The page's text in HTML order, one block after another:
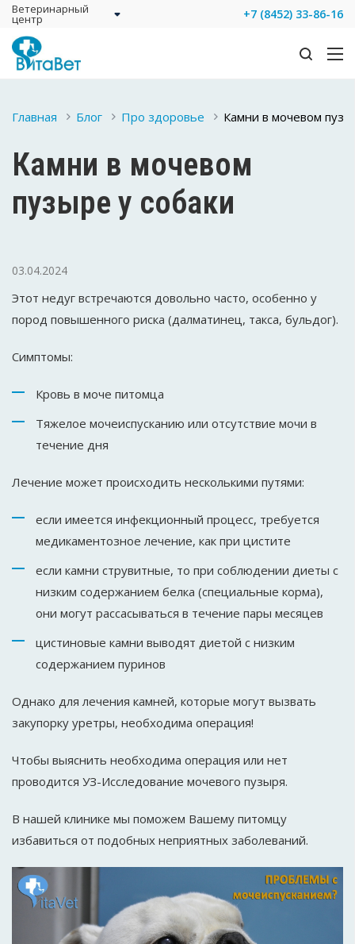
Ветеринарный
центр +7 (8452) 33-86-16
Главная Блог Про здоровье Камни в мочевом
Камни в мочевом
пузыре у собаки
03.04.2024
Этот недуг встречаются довольно часто, особенно у
пород повышенного риска (далматинец, такса, бульдог).
Симптомы:
Кровь в моче питомца
Тяжелое мочеиспусканию или отсутствие мочи в
течение дня
Лечение может происходить несколькими путями:
если имеется инфекционный процесс, требуется
медикаментозное лечение, как при цистите
если камни струвитные, то при соблюдении диеты с
низким содержанием белка (специальные корма),
они могут рассасываться в течение пары месяцев
цистиновые камни выводят диетой с низким
содержанием пуринов
Однако для лечения камней, которые могут вызвать
закупорку уретры, необходима операция!
Чтобы выяснить необходима операция или нет
проводится УЗ-Исследование мочевого пузыря.
В нашей клинике мы поможем Вашему питомцу
избавиться от подобных неприятных заболеваний.